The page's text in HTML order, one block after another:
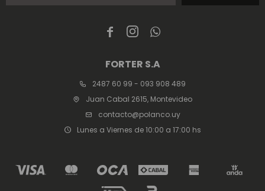
  
FORTER S.A
2487 60 99 - 093 908 489
Juan Cabal 2615, Montevideo
contacto@polanco.uy
Lunes a Viernes de 10:00 a 17:00 hs